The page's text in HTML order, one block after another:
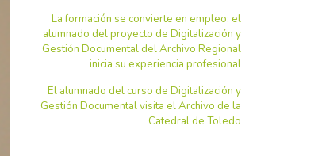
La formación se convierte en empleo: el
alumnado del proyecto de Digitalización y
Gestión Documental del Archivo Regional
inicia su experiencia profesional
El alumnado del curso de Digitalización y
Gestión Documental visita el Archivo de la
Catedral de Toledo